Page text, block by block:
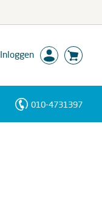
Inloggen
010-4731397